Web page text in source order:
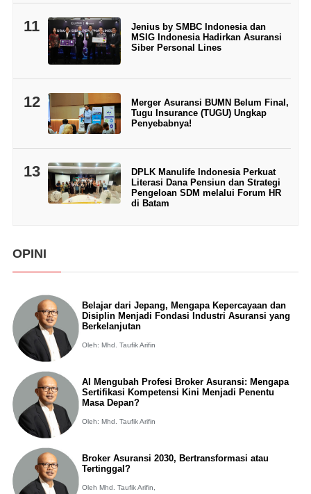
11
Jenius by SMBC Indonesia dan
MSIG Indonesia Hadirkan Asuransi
Siber Personal Lines
12
Merger Asuransi BUMN Belum Final,
Tugu Insurance (TUGU) Ungkap
Penyebabnya!
13
DPLK Manulife Indonesia Perkuat
Literasi Dana Pensiun dan Strategi
Pengeloan SDM melalui Forum HR
di Batam
OPINI
Belajar dari Jepang, Mengapa Kepercayaan dan
Disiplin Menjadi Fondasi Industri Asuransi yang
Berkelanjutan
Oleh: Mhd. Taufik Arifin
AI Mengubah Profesi Broker Asuransi: Mengapa
Sertifikasi Kompetensi Kini Menjadi Penentu
Masa Depan?
Oleh: Mhd. Taufik Arifin
Broker Asuransi 2030, Bertransformasi atau
Tertinggal?
Oleh Mhd. Taufik Arifin,